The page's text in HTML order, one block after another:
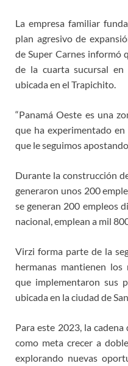
La empresa familiar
plan agresivo de
de Super Carnes informó
de la cuarta sucursal en
ubicada en el Trapichito.
“Panamá Oeste es una
que ha experimentado
que le seguimos
Durante la construcción
generaron unos 200
se generan 200 empleos
nacional, emplean a mil
Virzi forma parte de la
hermanas mantienen los
que implementaron sus
ubicada en la ciudad de
Para este 2023, la
como meta crecer a
explorando nuevas